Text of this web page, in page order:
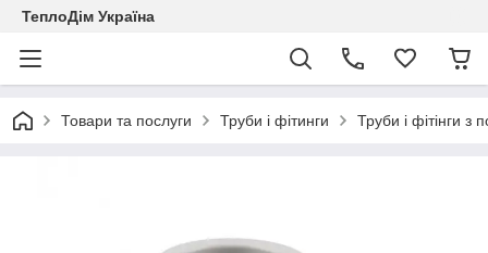
ТеплоДім Україна
Товари та послуги Труби і фітинги Труби і фітінги з